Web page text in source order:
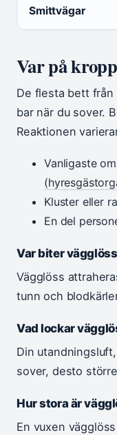
Smittvägar
Var på
De flesta bett från
bar när du sover.
Reaktionen
Vanligaste
Kluster eller
En del
Var biter
Vägglöss
tunn och
Vad lockar
Din
sover, desto
Hur stora är
En vuxen